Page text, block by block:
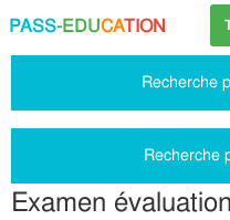
PASS-EDUCATION
Recherche
Recherche
Examen